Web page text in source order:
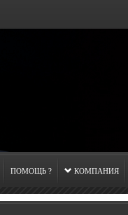
ПОМОЩЬ ? КОМПАНИЯ